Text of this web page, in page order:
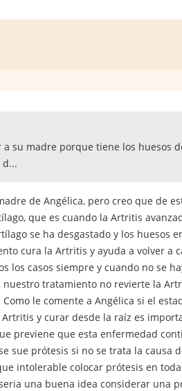
su madre porque tiene los huesos
de Angélica, pero creo que de
que es cuando la Artritis
se ha desgastado y los huesos
cura la Artritis y ayuda a volver a
los casos siempre y cuando no se
tratamiento no revierte la
le comente a Angélica si el
y curar desde la raíz es
previene que esta enfermedad
sue prótesis si no se trata la causa
intolerable colocar prótesis en
una buena idea considerar una